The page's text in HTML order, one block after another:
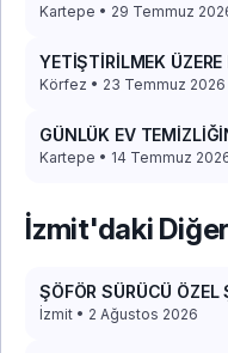
Kartepe • 29 Temmuz
YETİŞTİRİLMEK ÜZERE
Körfez • 23 Temmuz 2026
GÜNLÜK EV
Kartepe • 14 Temmuz
İzmit'daki
ŞÖFÖR SÜRÜCÜ ÖZEL
İzmit • 2 Ağustos 2026